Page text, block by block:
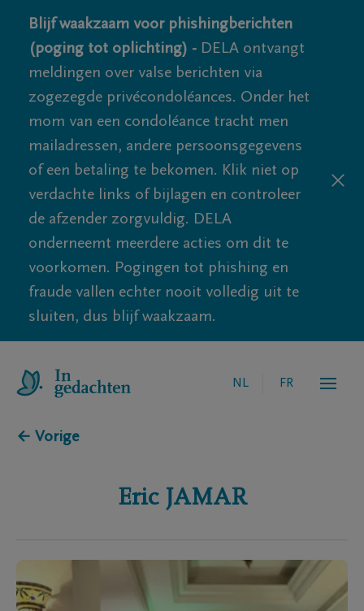
Blijf waakzaam voor phishingberichten
(poging tot oplichting) - DELA ontvangt
meldingen over valse berichten via
zogezegde privécondoléances. Onder het
mom van een condoléance tracht men
mailadressen, andere persoonsgegevens
of een betaling te bekomen. Klik niet op
verdachte links of bijlagen en controleer
de afzender zorgvuldig. DELA
onderneemt meerdere acties om dit te
voorkomen. Pogingen tot phishing en
fraude vallen echter nooit volledig uit te
sluiten, dus blijf waakzaam.
NL FR
← Vorige
Eric JAMAR